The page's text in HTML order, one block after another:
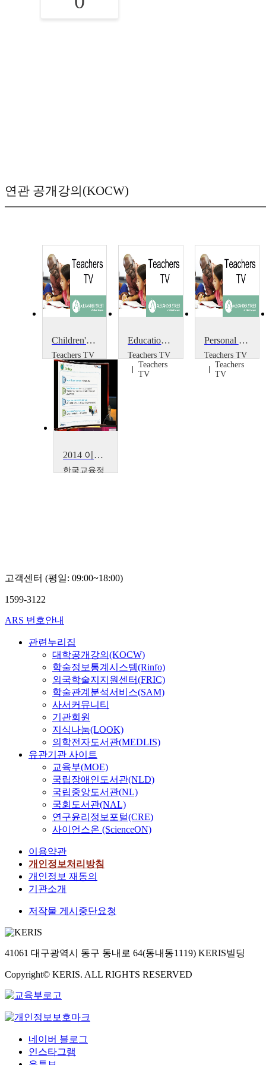
연관 공개강의(KOCW)
Children's Trusts
Teachers TV
Teachers
TV
Education Policy at the Party Conferences
Teachers TV
Teachers
TV
Personal Finance Education: The Money Quiz
Teachers TV
Teachers
TV
2014 이러닝 국제 콘퍼런스 : What is the Lessons from Education Support Project~
한국교육정
고객센터 (평일: 09:00~18:00)
1599-3122
ARS 번호안내
관련누리집
대학공개강의(KOCW)
학술정보통계시스템(Rinfo)
외국학술지지원센터(FRIC)
학술관계분석서비스(SAM)
사서커뮤니티
기관회원
지식나눔(LOOK)
의학전자도서관(MEDLIS)
유관기관 사이트
교육부(MOE)
국립장애인도서관(NLD)
국립중앙도서관(NL)
국회도서관(NAL)
연구윤리정보포털(CRE)
사이언스온 (ScienceON)
이용약관
개인정보처리방침
개인정보 재동의
기관소개
저작물 게시중단요청
41061 대구광역시 동구 동내로 64(동내동1119) KERIS빌딩
Copyright© KERIS. ALL RIGHTS RESERVED
네이버 블로그
인스타그램